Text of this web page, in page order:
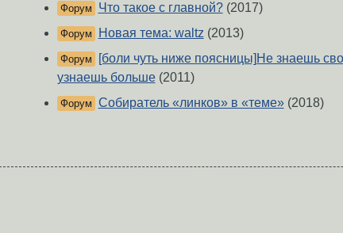
Форум Что такое с главной?(2017)
Форум Новая тема: waltz(2013)
Форум
[боли чуть ниже поясницы]Не знаешь
узнаешь больше(2011)
Форум Собиратель «линков» в «теме»(2018)